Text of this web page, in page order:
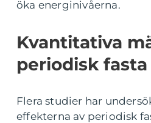
öka energinivåerna.
Kvantitativa
periodisk
Flera studier har
effekterna av periodisk